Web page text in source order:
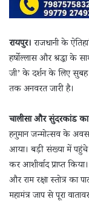
रायपुर। राजधानी के
हर्षोल्लास और श्रद्धा के
जी’ के दर्शन के लिए सुबह
तक अनवरत जारी है।
चालीसा और सुंदरकांड
हनुमान जन्मोत्सव के
आया। बड़ी संख्या में पहुंचे
कर आशीर्वाद प्राप्त
और राम रक्षा स्तोत्र
महामंत्र जाप से पूरा